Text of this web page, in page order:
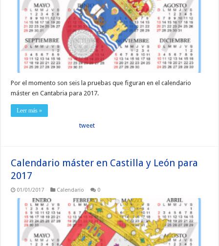
Por el momento son seis la pruebas que figuran en el calendario
máster en Cantabria para 2017.
Leer más »
tweet
Calendario máster en Castilla y León para
2017
01/01/2017 Calendario 0